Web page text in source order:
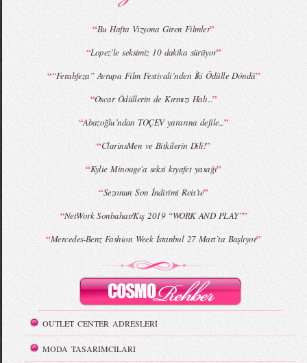
MBFWI - Giray Sepin 2015 Yaz Koleksiyonu MBFWI - Burçe Bekrek 2015 Yaz Koleksiyonu
“Bu Hafta Vizyona Giren Filmler”
“Lopez’le seksimiz 10 dakika sürüyor”
““Ferahfeza” Avrupa Film Festivali’nden İki Ödülle Döndü”
“Oscar Ödüllerin de Kırmızı Halı...”
“Abazoğlu’ndan TOÇEV yararına defile...”
“ClarinsMen ve Bitkilerin Dili!”
“Kylie Minouge'a seksi kıyafet yasağı”
“Sezonun Son İndirimi Reis’te”
“NetWork Sonbahar/Kış 2019 “WORK AND PLAY””
“Mercedes-Benz Fashion Week İstanbul 27 Mart`ta Başlıyor”
OUTLET CENTER ADRESLERİ
MODA TASARIMCILARI